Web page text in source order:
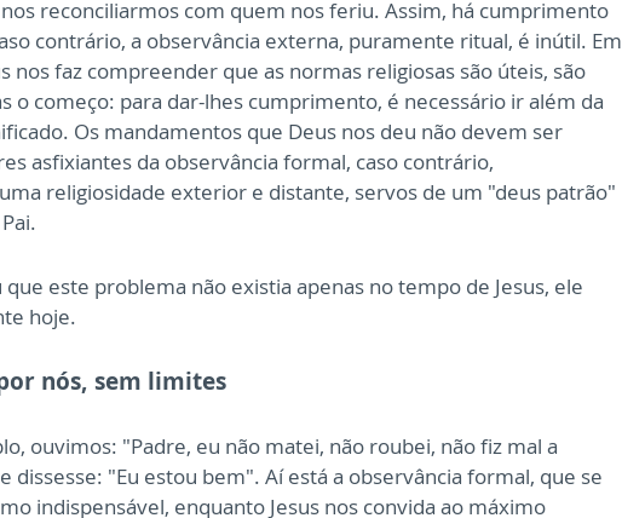
reconciliarmos com quem nos feriu. Assim, há cumprimento
contrário, a observância externa, puramente ritual, é inútil. Em
nos faz compreender que as normas religiosas são úteis, são
o começo: para dar-lhes cumprimento, é necessário ir além da
Os mandamentos que Deus nos deu não devem ser
asfixiantes da observância formal, caso contrário,
religiosidade exterior e distante, servos de um "deus patrão"
este problema não existia apenas no tempo de Jesus, ele
hoje.
nós, sem limites
ouvimos: "Padre, eu não matei, não roubei, não fiz mal a
dissesse: "Eu estou bem". Aí está a observância formal, que se
indispensável, enquanto Jesus nos convida ao máximo